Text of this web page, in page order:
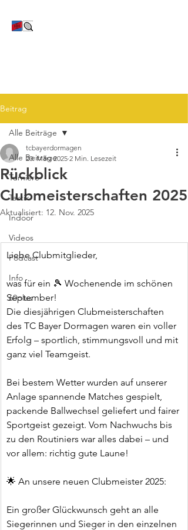
Beitrag
Alle Beiträge
Turniere
Taktik
Indoor
Videos
Podcast
Info
60plus
Alle Beiträge
Rückblick
Clubmeisterschaften 2025
tcbayerdormagen
20. März 2025 2 Min. Lesezeit
Aktualisiert: 12. Nov. 2025
Liebe Clubmitglieder,
was für ein 🎾 Wochenende im schönen
September!
Die diesjährigen Clubmeisterschaften
des TC Bayer Dormagen waren ein voller
Erfolg – sportlich, stimmungsvoll und mit
ganz viel Teamgeist.
Bei bestem Wetter wurden auf unserer
Anlage spannende Matches gespielt,
packende Ballwechsel geliefert und fairer
Sportgeist gezeigt. Vom Nachwuchs bis
zu den Routiniers war alles dabei – und
vor allem: richtig gute Laune!
🌟 An unsere neuen Clubmeister 2025:
Ein großer Glückwunsch geht an alle
Siegerinnen und Sieger in den einzelnen